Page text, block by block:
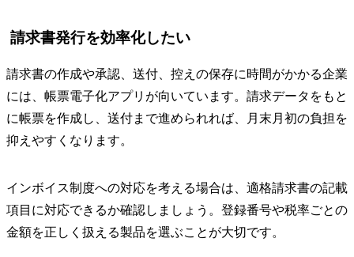
請求書発行を効率化したい
請求書の作成や承認、送付、控えの保存に時間がかかる企業
には、帳票電子化アプリが向いています。請求データをもと
に帳票を作成し、送付まで進められれば、月末月初の負担を
抑えやすくなります。
インボイス制度への対応を考える場合は、適格請求書の記載
項目に対応できるか確認しましょう。登録番号や税率ごとの
金額を正しく扱える製品を選ぶことが大切です。